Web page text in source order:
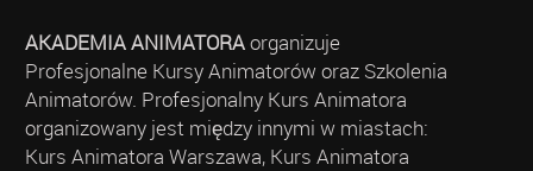
AKADEMIA ANIMATORAorganizuje
Profesjonalne Kursy Animatorów oraz Szkolenia
Animatorów. Profesjonalny Kurs Animatora
organizowany jest między innymi w miastach:
Kurs Animatora Warszawa, Kurs Animatora